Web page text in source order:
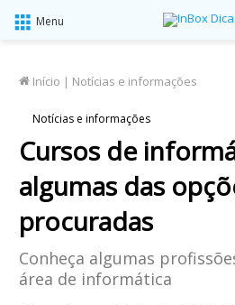
Menu
Início | Notícias e informações
Notícias e informações
Cursos de
algumas das
procuradas
Conheça algumas
área de informática